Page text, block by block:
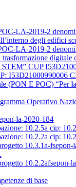
LA-2019-2
degli edifici
LA-2019-2
digitale
CUP
I53D21000990006
(PON E POC) “Per
Operativo
la-2020-184
10.2.5a cip:
10.2.2a cip:
10.3.1a-
di base